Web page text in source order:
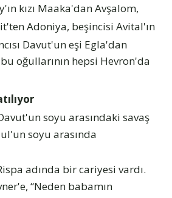
kızı Maaka'dan Avşalom,
Adoniya, beşincisi Avital'ın
Davut'un eşi Egla'dan
oğullarının hepsi Hevron'da
soyu arasındaki savaş
soyu arasında
adında bir cariyesi vardı.
“Neden babamın